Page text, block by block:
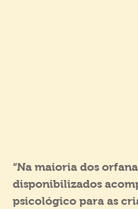
“Na maioria dos
disponibilizados
psicológico para as